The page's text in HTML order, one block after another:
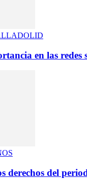
en las redes
derechos del